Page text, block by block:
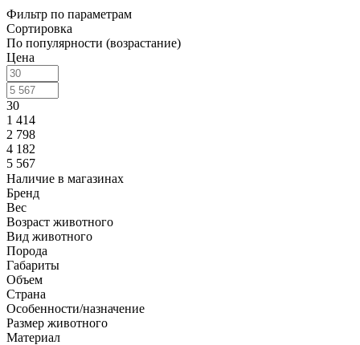
Фильтр по параметрам
Сортировка
По популярности (возрастание)
Цена
30
1 414
2 798
4 182
5 567
Наличие в магазинах
Бренд
Вес
Возраст животного
Вид животного
Порода
Габариты
Объем
Страна
Особенности/назначение
Размер животного
Материал